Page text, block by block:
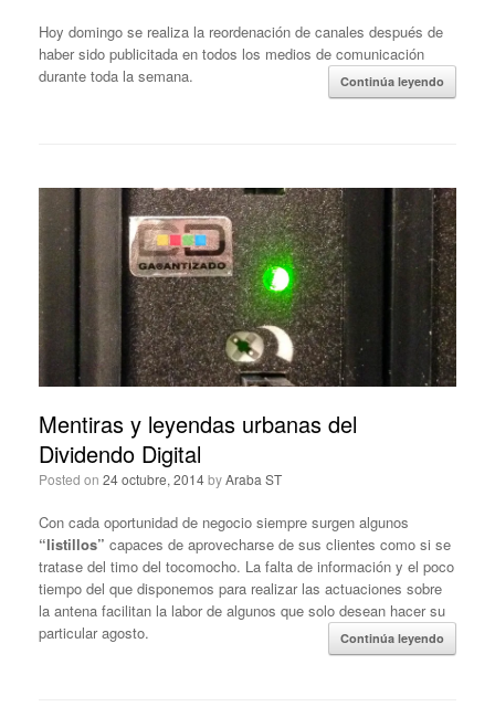
Hoy domingo se realiza la reordenación de canales después de
haber sido publicitada en todos los medios de comunicación
durante toda la semana.
Continúa leyendo
Mentiras y leyendas urbanas del
Dividendo Digital
Posted on 24 octubre, 2014byAraba ST
Con cada oportunidad de negocio siempre surgen algunos
“listillos” capaces de aprovecharse de sus clientes como si se
tratase del timo del tocomocho. La falta de información y el poco
tiempo del que disponemos para realizar las actuaciones sobre
la antena facilitan la labor de algunos que solo desean hacer su
particular agosto.
Continúa leyendo